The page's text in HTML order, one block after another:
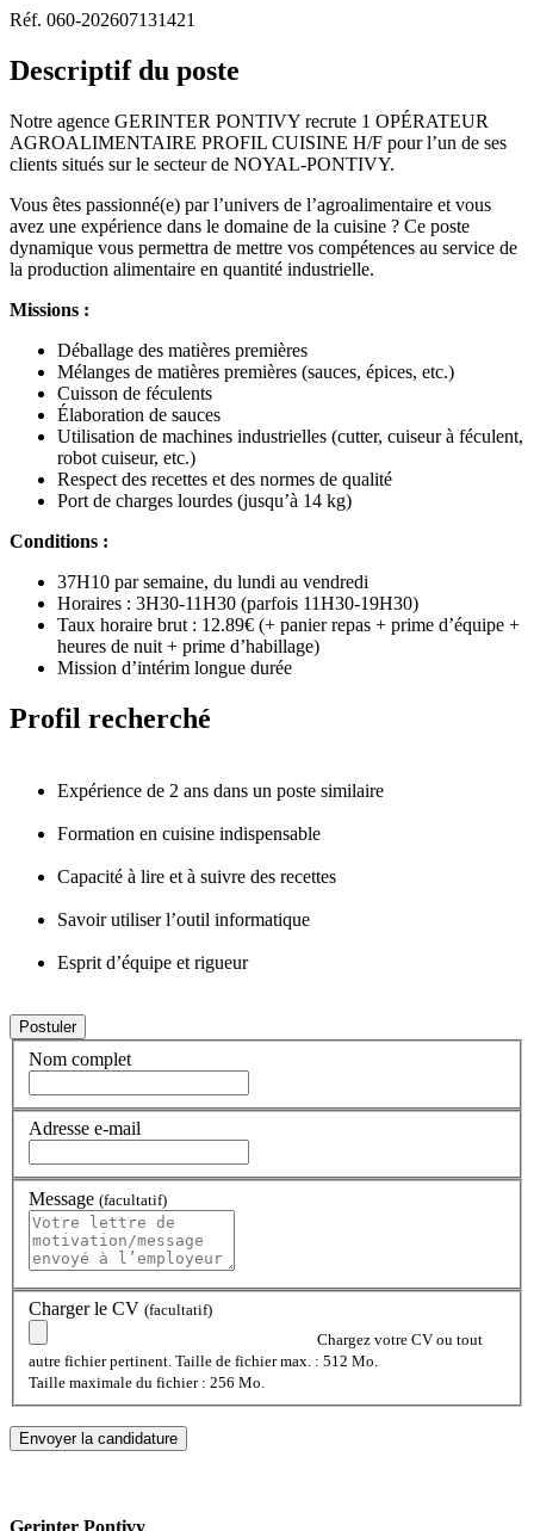
Réf. 060-202607131421
Descriptif du poste
Notre agence GERINTER PONTIVY recrute 1 OPÉRATEUR
AGROALIMENTAIRE PROFIL CUISINE H/F pour l’un de ses
clients situés sur le secteur de NOYAL-PONTIVY.
Vous êtes passionné(e) par l’univers de l’agroalimentaire et vous
avez une expérience dans le domaine de la cuisine ? Ce poste
dynamique vous permettra de mettre vos compétences au service de
la production alimentaire en quantité industrielle.
Missions :
Déballage des matières premières
Mélanges de matières premières (sauces, épices, etc.)
Cuisson de féculents
Élaboration de sauces
Utilisation de machines industrielles (cutter, cuiseur à féculent,
robot cuiseur, etc.)
Respect des recettes et des normes de qualité
Port de charges lourdes (jusqu’à 14 kg)
Conditions :
37H10 par semaine, du lundi au vendredi
Horaires : 3H30-11H30 (parfois 11H30-19H30)
Taux horaire brut : 12.89€ (+ panier repas + prime d’équipe +
heures de nuit + prime d’habillage)
Mission d’intérim longue durée
Profil recherché
Expérience de 2 ans dans un poste similaire
Formation en cuisine indispensable
Capacité à lire et à suivre des recettes
Savoir utiliser l’outil informatique
Esprit d’équipe et rigueur
Nom complet
Adresse e-mail
Message (facultatif)
Charger le CV (facultatif)
Chargez votre CV ou tout
autre fichier pertinent. Taille de fichier max. : 512 Mo.
Taille maximale du fichier : 256 Mo.
Gerinter Pontivy